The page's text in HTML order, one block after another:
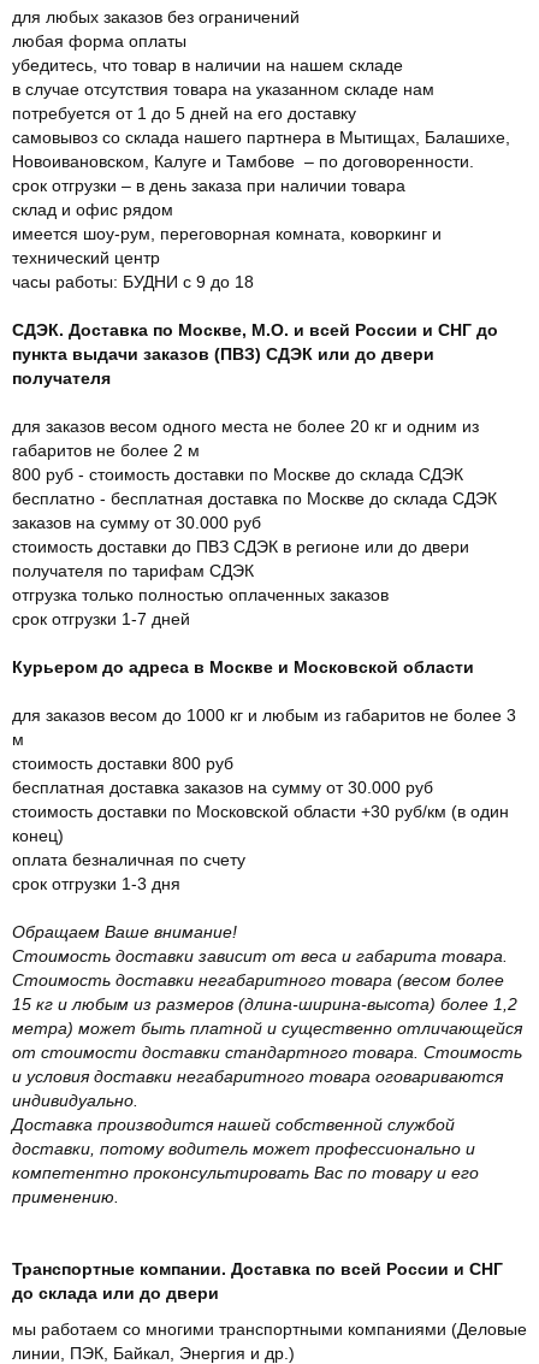
для любых заказов без ограничений
любая форма оплаты
убедитесь, что товар в наличии на нашем складе
в случае отсутствия товара на указанном складе нам
потребуется от 1 до 5 дней на его доставку
самовывоз со склада нашего партнера в Мытищах, Балашихе,
Новоивановском, Калуге и Тамбове – по договоренности.
срок отгрузки – в день заказа при наличии товара
склад и офис рядом
имеется шоу-рум, переговорная комната, коворкинг и
технический центр
часы работы: БУДНИ с 9 до 18
СДЭК. Доставка по Москве, М.О. и всей России и СНГ до
пункта выдачи заказов (ПВЗ) СДЭК или до двери
получателя
для заказов весом одного места не более 20 кг и одним из
габаритов не более 2 м
800 руб - стоимость доставки по Москве до склада СДЭК
бесплатно - бесплатная доставка по Москве до склада СДЭК
заказов на сумму от 30.000 руб
стоимость доставки до ПВЗ СДЭК в регионе или до двери
получателя по тарифам СДЭК
отгрузка только полностью оплаченных заказов
срок отгрузки 1-7 дней
Курьером до адреса в Москве и Московской области
для заказов весом до 1000 кг и любым из габаритов не более 3
м
стоимость доставки 800 руб
бесплатная доставка заказов на сумму от 30.000 руб
стоимость доставки по Московской области +30 руб/км (в один
конец)
оплата безналичная по счету
срок отгрузки 1-3 дня
Обращаем Ваше внимание!
Стоимость доставки зависит от веса и габарита товара.
Стоимость доставки негабаритного товара (весом более
15 кг и любым из размеров (длина-ширина-высота) более 1,2
метра) может быть платной и существенно отличающейся
от стоимости доставки стандартного товара. Стоимость
и условия доставки негабаритного товара оговариваются
индивидуально.
Доставка производится нашей собственной службой
доставки, потому водитель может профессионально и
компетентно проконсультировать Вас по товару и его
применению.
Транспортные компании. Доставка по всей России и СНГ
до склада или до двери
мы работаем со многими транспортными компаниями (Деловые
линии, ПЭК, Байкал, Энергия и др.)